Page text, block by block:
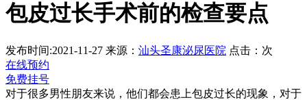
包皮过长手术前的检查要点
发布时间:2021-11-27 来源： 汕头圣康泌尿医院 点击： 次
在线预约
免费挂号
对于很多男性朋友来说，他们都会患上包皮过长的现象，对于